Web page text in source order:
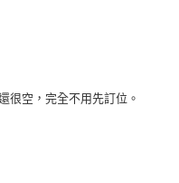
很空，完全不用先訂位。